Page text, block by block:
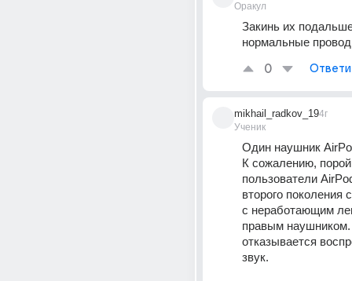
Оракул
Закинь их
нормальные
0
mikhail_radkov_19
Ученик
4г
Один наушник
К сожалению, порой
пользователи
второго поколения
с неработающим
правым
отказывается
звук.